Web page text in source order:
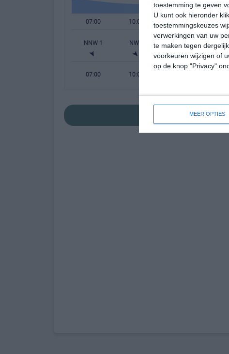
toestemming te geven
U kunt ook hieronder
toestemmingskeuzes
verwerkingen van uw
te maken tegen
voorkeuren wijzigen of
op de knop "Privacy"
MEER OPTIES
07:00 10:00 13:00 16:00
NNW 1 NW 1 ZW 2 NNO 1
07:00 10:00
bekijk de uitgebreide